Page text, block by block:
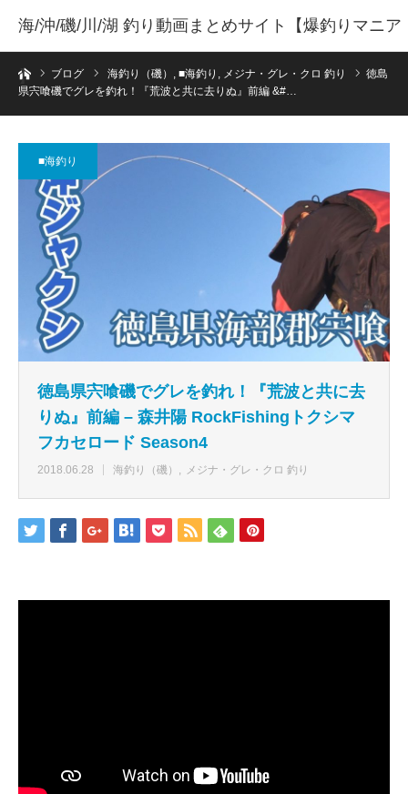
海/沖/磯/川/湖 釣り動画まとめサイト【爆釣りマニア
】ホームブログ 海釣り（磯） , ■海釣り , メジナ・グレ・クロ 釣り
徳島
県宍喰磯でグレを釣れ！『荒波と共に去りぬ』前編 &#…
■海釣り
徳島県宍喰磯でグレを釣れ！『荒波と共に去
りぬ』前編 – 森井陽 RockFishingトクシマ
フカセロード Season4
2018.06.28 海釣り（磯） メジナ・グレ・クロ 釣り